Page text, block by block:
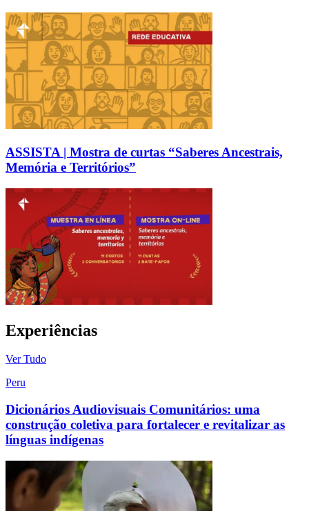
ASSISTA | Mostra de curtas “Saberes Ancestrais,
Memória e Territórios”
Experiências
Ver Tudo
Peru
Dicionários Audiovisuais Comunitários: uma
construção coletiva para fortalecer e revitalizar as
línguas indígenas